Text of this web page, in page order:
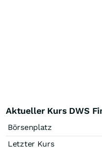
Aktueller Kurs DWS
Börsenplatz
Letzter Kurs